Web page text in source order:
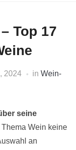
Top 17
2024 in Wein-
seine
Wein keine
an